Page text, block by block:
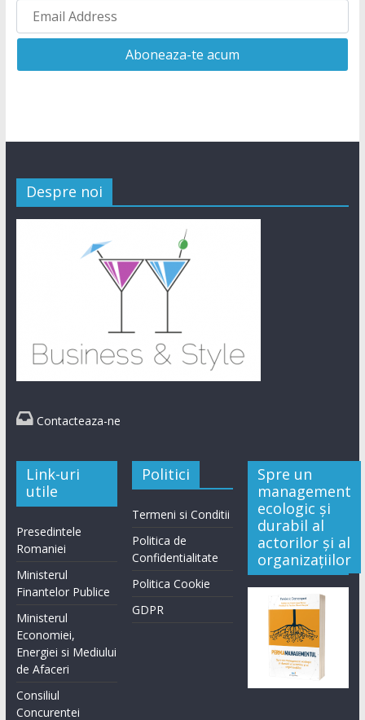
Despre noi
Contacteaza-ne
Link-uri
utile
Presedintele
Romaniei
Ministerul
Finantelor Publice
Ministerul
Economiei,
Energiei si Mediului
de Afaceri
Consiliul
Concurentei
Politici
Termeni si Conditii
Politica de
Confidentialitate
Politica Cookie
GDPR
Spre un
management
ecologic și
durabil al
actorilor și al
organizațiilor